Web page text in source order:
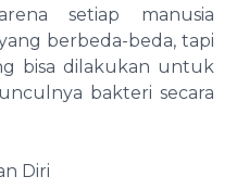
setiap manusia
berbeda-beda, tapi
bisa dilakukan untuk
bakteri secara
Diri